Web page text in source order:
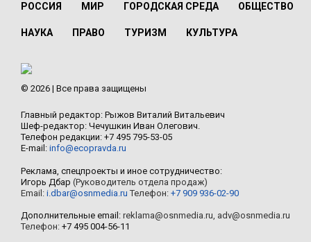
РОССИЯ МИР ГОРОДСКАЯ СРЕДА ОБЩЕСТВО
НАУКА ПРАВО ТУРИЗМ КУЛЬТУРА
© 2026 | Все права защищены
Главный редактор: Рыжов Виталий Витальевич
Шеф-редактор: Чечушкин Иван Олегович.
Телефон редакции: +7 495 795-53-05
E-mail: info@ecopravda.ru
Реклама, спецпроекты и иное сотрудничество:
Игорь Дбар (Руководитель отдела продаж)
Email: i.dbar@osnmedia.ru Телефон: +7 909 936-02-90
Дополнительные email: reklama@osnmedia.ru, adv@osnmedia.ru
Телефон: +7 495 004-56-11